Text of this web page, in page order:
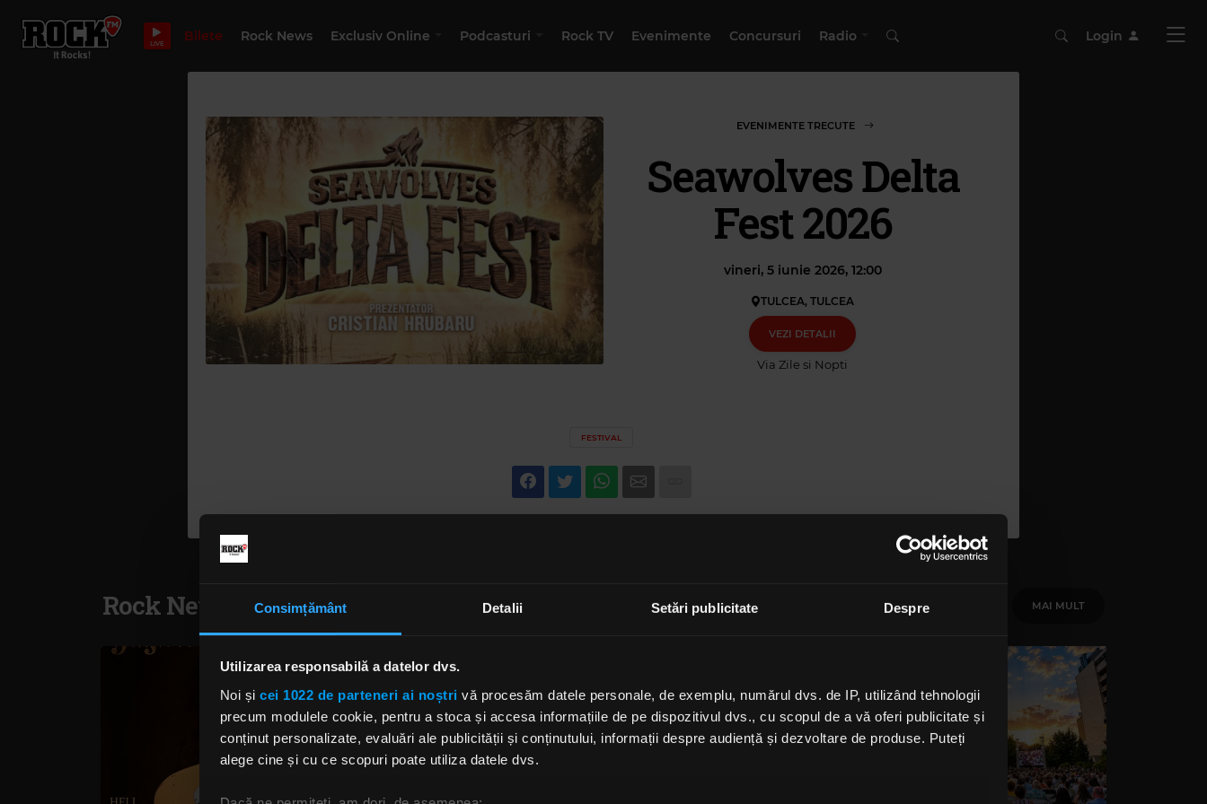
Consimțământ Detalii Setări publicitate Despre
Utilizarea responsabilă a datelor dvs.
Noi și cei 1022 de parteneri ai noștri vă procesăm datele personale, de exemplu, numărul dvs. de IP, utilizând tehnologii
precum modulele cookie, pentru a stoca și accesa informațiile de pe dispozitivul dvs., cu scopul de a vă oferi publicitate și
conținut personalizate, evaluări ale publicității și conținutului, informații despre audiență și dezvoltare de produse. Puteți
alege cine și cu ce scopuri poate utiliza datele dvs.
LIVE Bilete Rock News Exclusiv Online Podcasturi Rock TV Evenimente Concursuri Radio Login
EVENIMENTE TRECUTE
Seawolves Delta
Fest 2026
vineri, 5 iunie 2026, 12:00
TULCEA, TULCEA
VEZI DETALII
Via Zile si Nopti
FESTIVAL
Rock News MAI MULT